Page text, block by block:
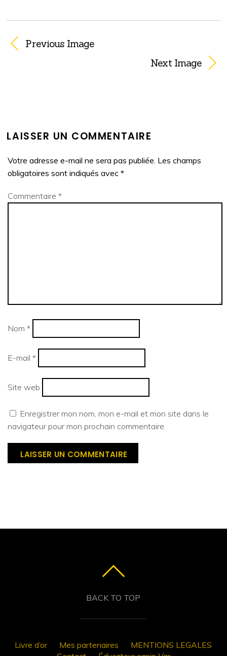
Previous Image
Next Image
LAISSER UN COMMENTAIRE
Votre adresse e-mail ne sera pas publiée. Les champs
obligatoires sont indiqués avec*
Commentaire*
Nom*
E-mail*
Site web
Enregistrer mon nom, mon e-mail et mon site dans le
navigateur pour mon prochain commentaire.
BACK TO TOP
Livre d’or Mes partenaires
MENTIONS LEGALES